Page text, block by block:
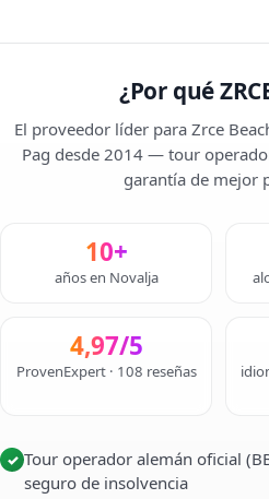
¿Por qué
El proveedor líder para Zrce
Pag desde 2014 — tour
garantía de mejor
10+
años en Novalja
4,97/5
ProvenExpert · 108 reseñas
✓ Tour operador alemán oficial
seguro de insolvencia